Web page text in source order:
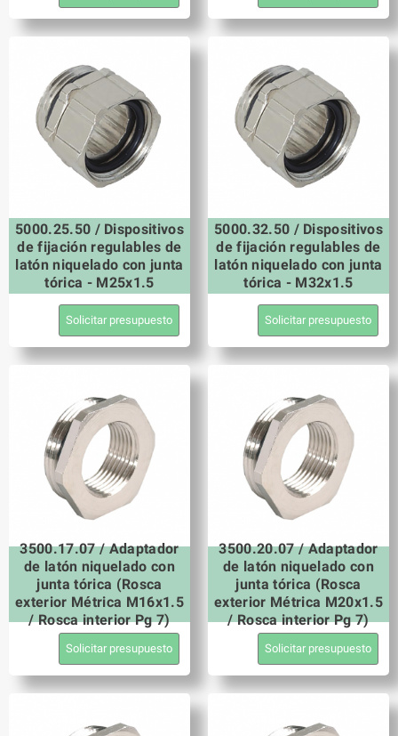
5000.25.50 / Dispositivos
de fijación regulables de
latón niquelado con junta
tórica - M25x1.5
Solicitar presupuesto
5000.32.50 / Dispositivos
de fijación regulables de
latón niquelado con junta
tórica - M32x1.5
Solicitar presupuesto
3500.17.07 / Adaptador
de latón niquelado con
junta tórica (Rosca
exterior Métrica M16x1.5
/ Rosca interior Pg 7)
Solicitar presupuesto
3500.20.07 / Adaptador
de latón niquelado con
junta tórica (Rosca
exterior Métrica M20x1.5
/ Rosca interior Pg 7)
Solicitar presupuesto